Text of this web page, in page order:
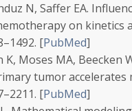
N, Saffer EA.
on kinetics
[PubMed]
Moses MA, Beecken
tumor accelerates
[PubMed]